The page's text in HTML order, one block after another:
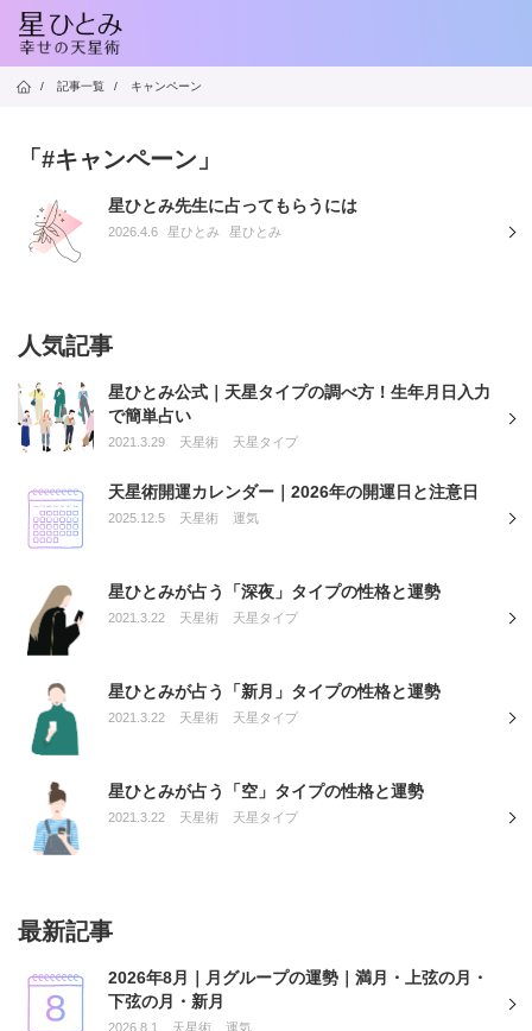
/ 記事一覧 / キャンペーン
「#キャンペーン」
星ひとみ先生に占ってもらうには
2026.4.6 星ひとみ 星ひとみ
人気記事
星ひとみ公式｜天星タイプの調べ方！生年月日入力
で簡単占い
2021.3.29 天星術 天星タイプ
天星術開運カレンダー｜2026年の開運日と注意日
2025.12.5 天星術 運気
星ひとみが占う「深夜」タイプの性格と運勢
2021.3.22 天星術 天星タイプ
星ひとみが占う「新月」タイプの性格と運勢
2021.3.22 天星術 天星タイプ
星ひとみが占う「空」タイプの性格と運勢
2021.3.22 天星術 天星タイプ
最新記事
2026年8月｜月グループの運勢｜満月・上弦の月・
下弦の月・新月
2026.8.1 天星術 運気